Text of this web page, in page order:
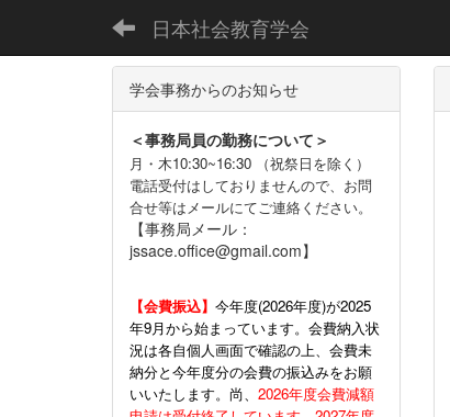
日本社会教育学会
学会事務からのお知らせ
＜事務局員の勤務について＞
月・木10:30~16:30 （祝祭日を除く）
電話受付はしておりませんので、お問
合せ等はメールにてご連絡ください。
【事務局メール：
jssace.office@gmail.com】
【会費振込】 今年度(2026年度)が2025
年9月から始まっています。会費納入状
況は各自個人画面で確認の上、会費未
納分と今年度分の会費の振込みをお願
いいたします。尚、 2026年度会費減額